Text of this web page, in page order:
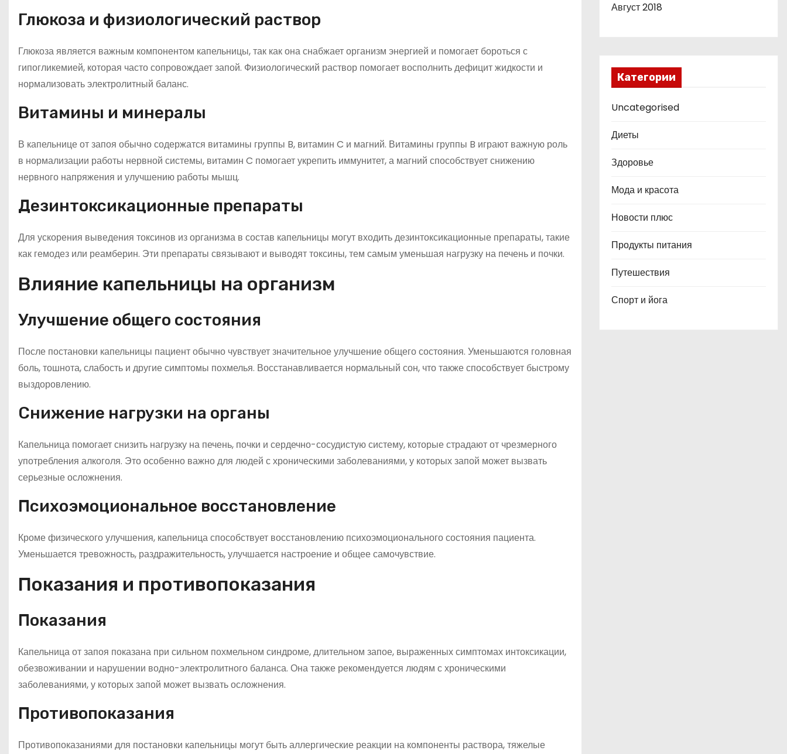
Глюкоза и физиологический раствор
Глюкоза является важным компонентом капельницы, так как она снабжает организм энергией и помогает бороться с
гипогликемией, которая часто сопровождает запой. Физиологический раствор помогает восполнить дефицит жидкости и
нормализовать электролитный баланс.
Витамины и минералы
В капельнице от запоя обычно содержатся витамины группы B, витамин C и магний. Витамины группы B играют важную роль
в нормализации работы нервной системы, витамин C помогает укрепить иммунитет, а магний способствует снижению
нервного напряжения и улучшению работы мышц.
Дезинтоксикационные препараты
Для ускорения выведения токсинов из организма в состав капельницы могут входить дезинтоксикационные препараты, такие
как гемодез или реамберин. Эти препараты связывают и выводят токсины, тем самым уменьшая нагрузку на печень и почки.
Влияние капельницы на организм
Улучшение общего состояния
После постановки капельницы пациент обычно чувствует значительное улучшение общего состояния. Уменьшаются головная
боль, тошнота, слабость и другие симптомы похмелья. Восстанавливается нормальный сон, что также способствует быстрому
выздоровлению.
Снижение нагрузки на органы
Капельница помогает снизить нагрузку на печень, почки и сердечно-сосудистую систему, которые страдают от чрезмерного
употребления алкоголя. Это особенно важно для людей с хроническими заболеваниями, у которых запой может вызвать
серьезные осложнения.
Психоэмоциональное восстановление
Кроме физического улучшения, капельница способствует восстановлению психоэмоционального состояния пациента.
Уменьшается тревожность, раздражительность, улучшается настроение и общее самочувствие.
Показания и противопоказания
Показания
Капельница от запоя показана при сильном похмельном синдроме, длительном запое, выраженных симптомах интоксикации,
обезвоживании и нарушении водно-электролитного баланса. Она также рекомендуется людям с хроническими
заболеваниями, у которых запой может вызвать осложнения.
Противопоказания
Противопоказаниями для постановки капельницы могут быть аллергические реакции на компоненты раствора, тяжелые
Август 2018
Категории
Uncategorised
Диеты
Здоровье
Мода и красота
Новости плюс
Продукты питания
Путешествия
Спорт и йога